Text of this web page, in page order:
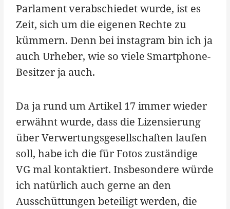
Parlament verabschiedet wurde, ist es
Zeit, sich um die eigenen Rechte zu
kümmern. Denn bei instagram bin ich ja
auch Urheber, wie so viele Smartphone-
Besitzer ja auch.
Da ja rund um Artikel 17 immer wieder
erwähnt wurde, dass die Lizensierung
über Verwertungsgesellschaften laufen
soll, habe ich die für Fotos zuständige
VG mal kontaktiert. Insbesondere würde
ich natürlich auch gerne an den
Ausschüttungen beteiligt werden, die